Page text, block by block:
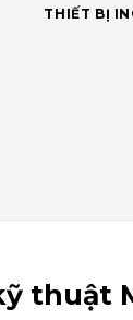
THIẾT BỊ
thuật